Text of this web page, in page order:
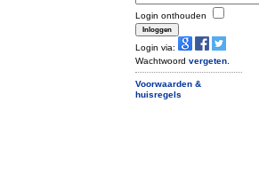
Login onthouden
Login via:
Wachtwoord vergeten
Voorwaarden &
huisregels